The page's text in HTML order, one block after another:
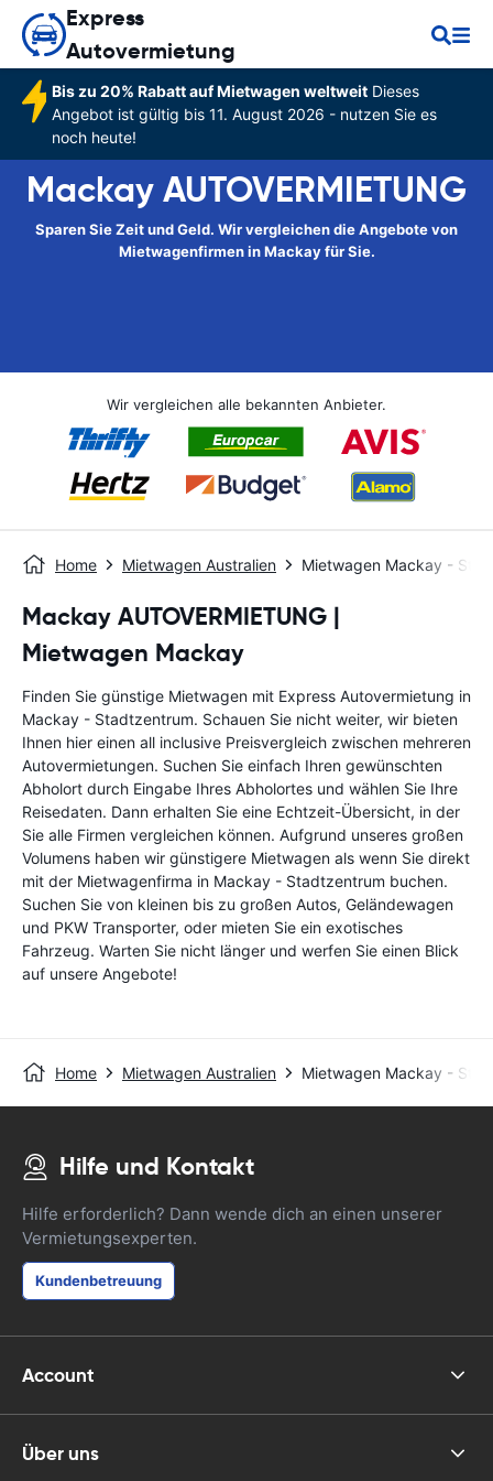
Express
Autovermietung
Bis zu 20% Rabatt auf Mietwagen weltweitDieses
Angebot ist gültig bis 11. August 2026 - nutzen Sie es
noch heute!
Mackay AUTOVERMIETUNG
Sparen Sie Zeit und Geld. Wir vergleichen die Angebote von
Mietwagenfirmen in Mackay für Sie.
Wir vergleichen alle bekannten Anbieter.
Home Mietwagen Australien Mietwagen Mackay -
Mackay AUTOVERMIETUNG |
Mietwagen Mackay
Finden Sie günstige Mietwagen mit Express Autovermietung in
Mackay - Stadtzentrum. Schauen Sie nicht weiter, wir bieten
Ihnen hier einen all inclusive Preisvergleich zwischen mehreren
Autovermietungen. Suchen Sie einfach Ihren gewünschten
Abholort durch Eingabe Ihres Abholortes und wählen Sie Ihre
Reisedaten. Dann erhalten Sie eine Echtzeit-Übersicht, in der
Sie alle Firmen vergleichen können. Aufgrund unseres großen
Volumens haben wir günstigere Mietwagen als wenn Sie direkt
mit der Mietwagenfirma in Mackay - Stadtzentrum buchen.
Suchen Sie von kleinen bis zu großen Autos, Geländewagen
und PKW Transporter, oder mieten Sie ein exotisches
Fahrzeug. Warten Sie nicht länger und werfen Sie einen Blick
auf unsere Angebote!
Home Mietwagen Australien Mietwagen Mackay -
Hilfe und Kontakt
Hilfe erforderlich? Dann wende dich an einen unserer
Vermietungsexperten.
Kundenbetreuung
Account
Über uns